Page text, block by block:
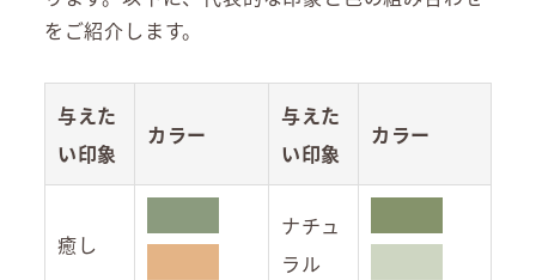
をご紹介します。
与えた
い印象
カラー
与えた
い印象
カラー
癒し
ナチュ
ラル